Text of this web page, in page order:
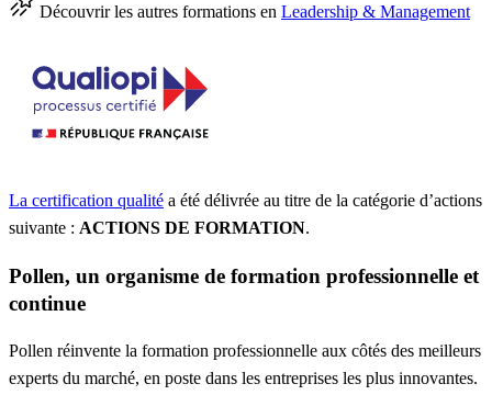
Découvrir les autres formations en Leadership & Management
La certification qualité a été délivrée au titre de la catégorie d’actions
suivante : ACTIONS DE FORMATION.
Pollen, un organisme de formation professionnelle et
continue
Pollen réinvente la formation professionnelle aux côtés des meilleurs
experts du marché, en poste dans les entreprises les plus innovantes.